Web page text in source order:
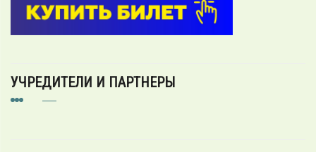
УЧРЕДИТЕЛИ И ПАРТНЕРЫ